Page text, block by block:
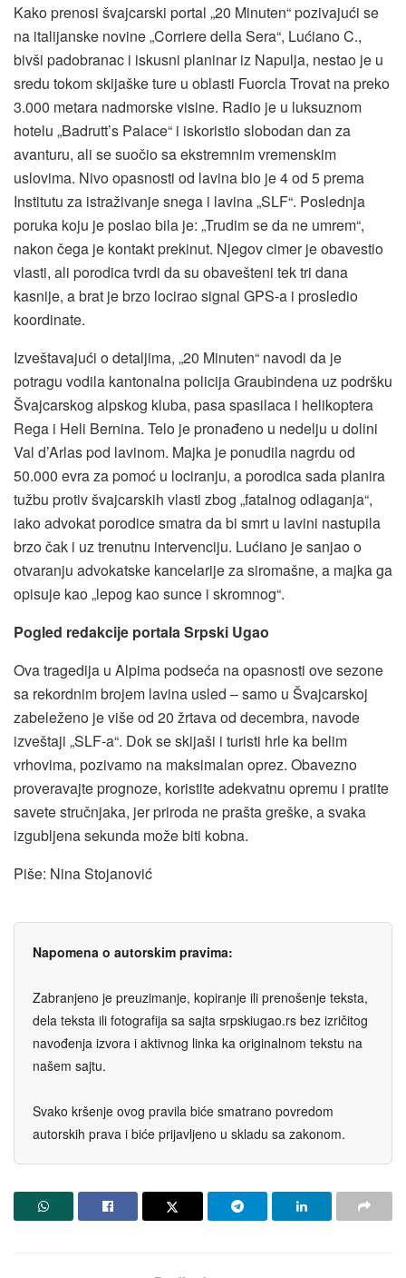
Kako prenosi švajcarski portal „20 Minuten“ pozivajući se
na italijanske novine „Corriere della Sera“, Lućiano C.,
bivši padobranac i iskusni planinar iz Napulja, nestao je u
sredu tokom skijaške ture u oblasti Fuorcla Trovat na preko
3.000 metara nadmorske visine. Radio je u luksuznom
hotelu „Badrutt’s Palace“ i iskoristio slobodan dan za
avanturu, ali se suočio sa ekstremnim vremenskim
uslovima. Nivo opasnosti od lavina bio je 4 od 5 prema
Institutu za istraživanje snega i lavina „SLF“. Poslednja
poruka koju je poslao bila je: „Trudim se da ne umrem“,
nakon čega je kontakt prekinut. Njegov cimer je obavestio
vlasti, ali porodica tvrdi da su obavešteni tek tri dana
kasnije, a brat je brzo locirao signal GPS-a i prosledio
koordinate.
Izveštavajući o detaljima, „20 Minuten“ navodi da je
potragu vodila kantonalna policija Graubindena uz podršku
Švajcarskog alpskog kluba, pasa spasilaca i helikoptera
Rega i Heli Bernina. Telo je pronađeno u nedelju u dolini
Val d’Arlas pod lavinom. Majka je ponudila nagrdu od
50.000 evra za pomoć u lociranju, a porodica sada planira
tužbu protiv švajcarskih vlasti zbog „fatalnog odlaganja“,
iako advokat porodice smatra da bi smrt u lavini nastupila
brzo čak i uz trenutnu intervenciju. Lućiano je sanjao o
otvaranju advokatske kancelarije za siromašne, a majka ga
opisuje kao „lepog kao sunce i skromnog“.
Pogled redakcije portala Srpski Ugao
Ova tragedija u Alpima podseća na opasnosti ove sezone
sa rekordnim brojem lavina usled – samo u Švajcarskoj
zabeleženo je više od 20 žrtava od decembra, navode
izveštaji „SLF-a“. Dok se skijaši i turisti hrle ka belim
vrhovima, pozivamo na maksimalan oprez. Obavezno
proveravajte prognoze, koristite adekvatnu opremu i pratite
savete stručnjaka, jer priroda ne prašta greške, a svaka
izgubljena sekunda može biti kobna.
Piše: Nina Stojanović
Napomena o autorskim pravima:
Zabranjeno je preuzimanje, kopiranje ili prenošenje teksta,
dela teksta ili fotografija sa sajta srpskiugao.rs bez izričitog
navođenja izvora i aktivnog linka ka originalnom tekstu na
našem sajtu.
Svako kršenje ovog pravila biće smatrano povredom
autorskih prava i biće prijavljeno u skladu sa zakonom.